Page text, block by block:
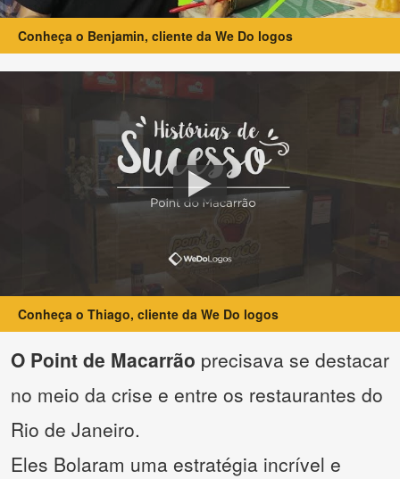
Conheça o Benjamin, cliente da We Do logos
Conheça o Thiago, cliente da We Do logos
O Point de Macarrão precisava se destacar
no meio da crise e entre os restaurantes do
Rio de Janeiro.
Eles Bolaram uma estratégia incrível e